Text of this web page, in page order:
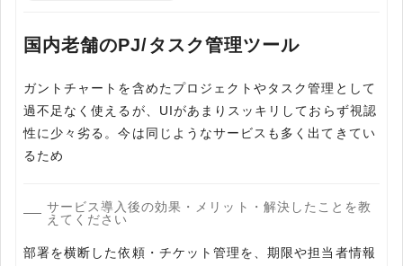
国内老舗のPJ/タスク管理ツール
ガントチャートを含めたプロジェクトやタスク管理として
過不足なく使えるが、UIがあまりスッキリしておらず視認
性に少々劣る。今は同じようなサービスも多く出てきてい
るため
サービス導入後の効果・メリット・解決したことを教
えてください
部署を横断した依頼・チケット管理を、期限や担当者情報